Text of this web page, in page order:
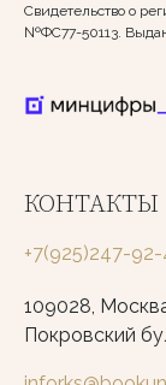
Свидетельство о
№ФС77-50113.
КОНТАКТЫ
+7(925)247-92-
109028,
Покровский